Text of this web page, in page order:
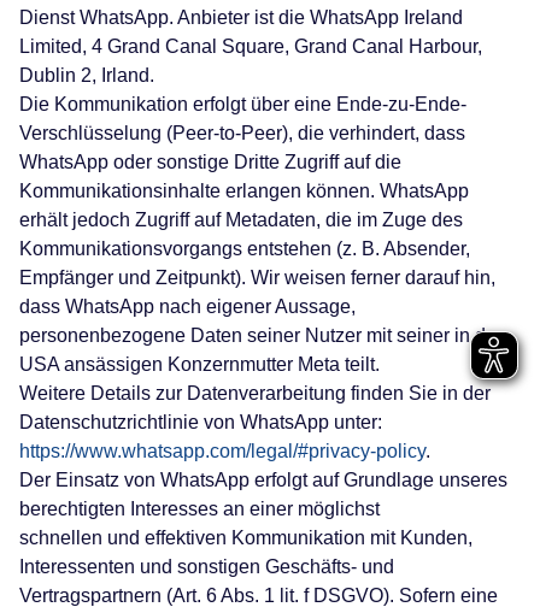
Dienst WhatsApp. Anbieter ist die WhatsApp Ireland
Limited, 4 Grand Canal Square, Grand Canal Harbour,
Dublin 2, Irland.
Die Kommunikation erfolgt über eine Ende-zu-Ende-
Verschlüsselung (Peer-to-Peer), die verhindert, dass
WhatsApp oder sonstige Dritte Zugriff auf die
Kommunikationsinhalte erlangen können. WhatsApp
erhält jedoch Zugriff auf Metadaten, die im Zuge des
Kommunikationsvorgangs entstehen (z. B. Absender,
Empfänger und Zeitpunkt). Wir weisen ferner darauf hin,
dass WhatsApp nach eigener Aussage,
personenbezogene Daten seiner Nutzer mit seiner in den
USA ansässigen Konzernmutter Meta teilt.
Weitere Details zur Datenverarbeitung finden Sie in der
Datenschutzrichtlinie von WhatsApp unter:
https://www.whatsapp.com/legal/#privacy-policy.
Der Einsatz von WhatsApp erfolgt auf Grundlage unseres
berechtigten Interesses an einer möglichst
schnellen und effektiven Kommunikation mit Kunden,
Interessenten und sonstigen Geschäfts- und
Vertragspartnern (Art. 6 Abs. 1 lit. f DSGVO). Sofern eine